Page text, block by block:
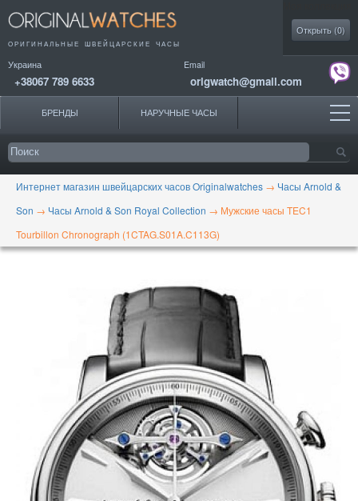
ОРИГИНАЛЬНЫЕ ШВЕЙЦАРСКИЕ ЧАСЫ
Украина
+38067 789 6633
Email
origwatch@gmail.com
Открыть (0)
БРЕНДЫ НАРУЧНЫЕ ЧАСЫ
Интернет магазин швейцарских часов Originalwatches → Часы Arnold &
Son → Часы Arnold & Son Royal Collection → Мужские часы TEC1
Tourbillon Chronograph (1CTAG.S01A.C113G)